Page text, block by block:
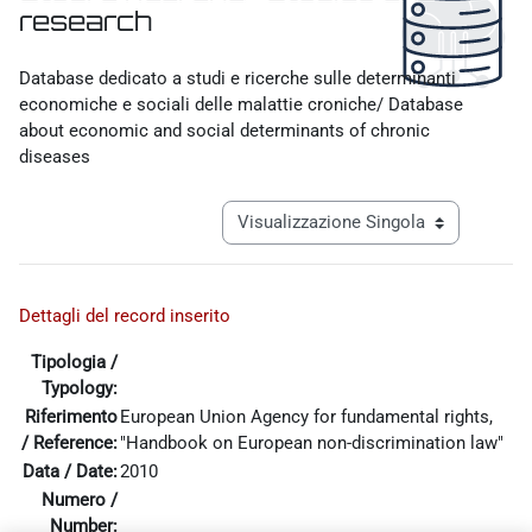
research
Database dedicato a studi e ricerche sulle determinanti
economiche e sociali delle malattie croniche/ Database
about economic and social determinants of chronic
diseases
Navigazione terziaria modalità
Dettagli del record inserito
Tipologia /
Typology:
Riferimento
/ Reference:
European Union Agency for fundamental rights,
"Handbook on European non-discrimination law"
Data / Date:2010
Numero /
Number:
«Pagina precedente